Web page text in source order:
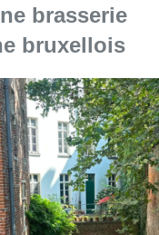
brasserie
bruxellois